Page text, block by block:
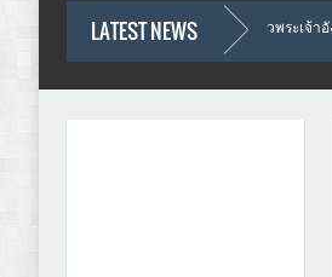
LATEST NEWS
นายขนมต้มชกพม่าถวายตัวพระเจ้าอังวะ